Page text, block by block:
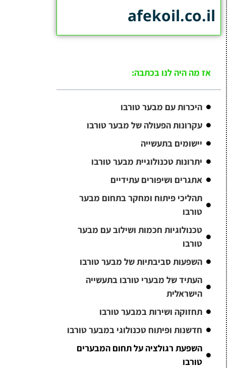
afekoil.co.il
אז מה היה לנו בכתבה:
היכרות עם מבער טורבו
עקרונות הפעולה של מבער טורבו
יישומים בתעשייה
יתרונות טכנולוגיית מבער טורבו
אתגרים ושיפורים עתידיים
תהליכי פיתוח ומחקר בתחום מבער
טורבו
טכנולוגיות חכמות ושילוב עם מבער
טורבו
השפעות סביבתיות של מבער טורבו
העתיד של מבערי טורבו בתעשייה
הישראלית
תחזוקה ושירות במבער טורבו
חדשנות ופיתוח טכנולוגי במבער טורבו
השפעת רגולציה על תחום המבערים
טורבו